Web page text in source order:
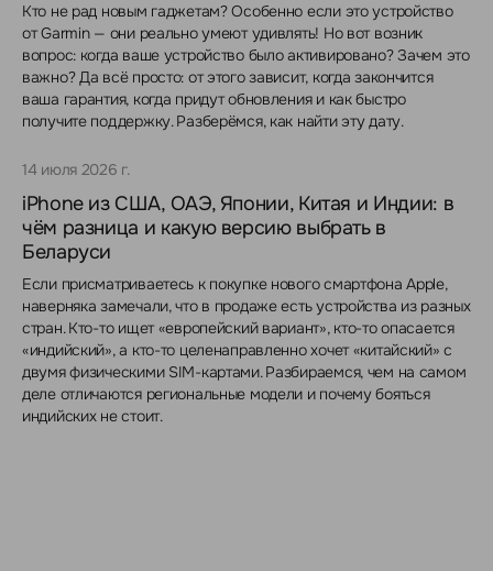
Кто не рад новым гаджетам? Особенно если это устройство
от Garmin — они реально умеют удивлять! Но вот возник
вопрос: когда ваше устройство было активировано? Зачем это
важно? Да всё просто: от этого зависит, когда закончится
ваша гарантия, когда придут обновления и как быстро
получите поддержку. Разберёмся, как найти эту дату.
14 июля 2026 г.
iPhone из США, ОАЭ, Японии, Китая и Индии: в
чём разница и какую версию выбрать в
Беларуси
Если присматриваетесь к покупке нового смартфона Apple,
наверняка замечали, что в продаже есть устройства из разных
стран. Кто-то ищет «европейский вариант», кто-то опасается
«индийский», а кто-то целенаправленно хочет «китайский» с
двумя физическими SIM-картами. Разбираемся, чем на самом
деле отличаются региональные модели и почему бояться
индийских не стоит.